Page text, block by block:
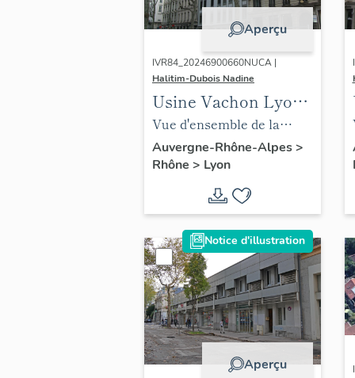
Aperçu
IVR84_20246900660NUCA |
Halitim-Dubois Nadine
Usine Vachon Lyon
3e
Vue d'ensemble de la
société Vachon avec une
extension en logement
Auvergne-Rhône-Alpes>
Rhône > Lyon
Notice d'illustration
Aperçu